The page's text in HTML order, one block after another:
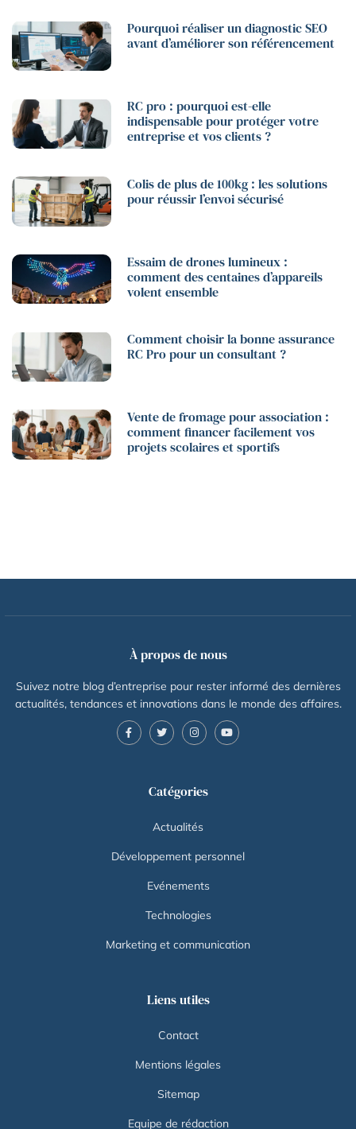
Pourquoi réaliser un diagnostic SEO
avant d’améliorer son référencement
RC pro : pourquoi est-elle
indispensable pour protéger votre
entreprise et vos clients ?
Colis de plus de 100kg : les solutions
pour réussir l’envoi sécurisé
Essaim de drones lumineux :
comment des centaines d’appareils
volent ensemble
Comment choisir la bonne assurance
RC Pro pour un consultant ?
Vente de fromage pour association :
comment financer facilement vos
projets scolaires et sportifs
À propos de nous
Suivez notre blog d’entreprise pour rester informé des dernières
actualités, tendances et innovations dans le monde des affaires.
Catégories
Actualités
Développement personnel
Evénements
Technologies
Marketing et communication
Liens utiles
Contact
Mentions légales
Sitemap
Equipe de rédaction